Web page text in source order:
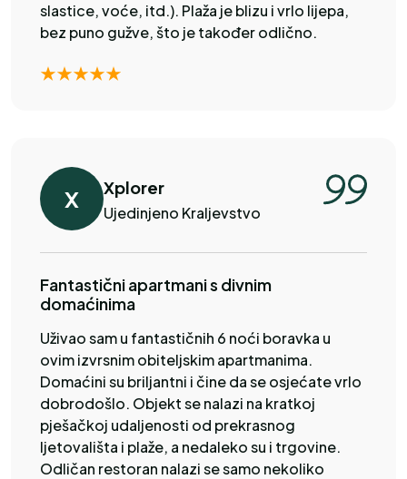
slastice, voće, itd.). Plaža je blizu i vrlo lijepa,
bez puno gužve, što je također odlično.
X Xplorer
Ujedinjeno Kraljevstvo
Fantastični apartmani s divnim
domaćinima
Uživao sam u fantastičnih 6 noći boravka u
ovim izvrsnim obiteljskim apartmanima.
Domaćini su briljantni i čine da se osjećate vrlo
dobrodošlo. Objekt se nalazi na kratkoj
pješačkoj udaljenosti od prekrasnog
ljetovališta i plaže, a nedaleko su i trgovine.
Odličan restoran nalazi se samo nekoliko